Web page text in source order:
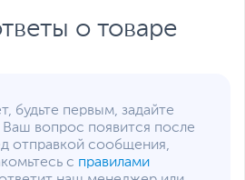
подтверждается
сертификатом
шумоподавление для
качественной
голосовой связи
Огромный тачпад с
о товаре
будьте первым, задайте
вопрос появится после
отправкой сообщения,
с правилами